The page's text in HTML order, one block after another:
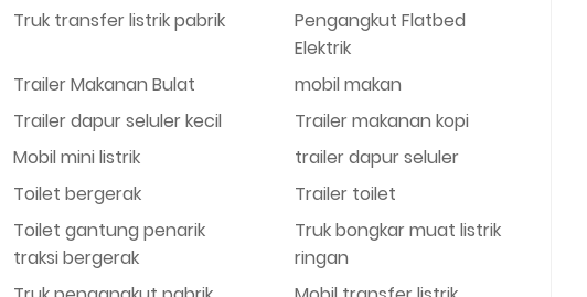
Truk transfer listrik pabrik
Pengangkut Flatbed
Elektrik
Trailer Makanan Bulat
mobil makan
Trailer dapur seluler kecil
Trailer makanan kopi
Mobil mini listrik
trailer dapur seluler
Toilet bergerak
Trailer toilet
Toilet gantung penarik
traksi bergerak
Truk bongkar muat listrik
ringan